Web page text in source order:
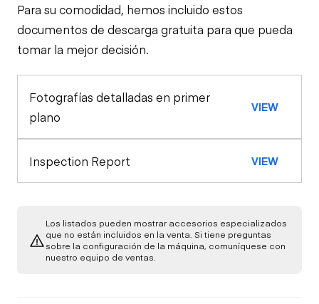
Estación de Control en Tierra
Luces de
Chequeo de
Función Limitada
Estación de Control Superior
Interruptor de
Apagado de
Emergencia
Controles de
Chequeo de
Función Limitada
Apariencia General
Motor
Motor de Arranque
Combustible
Tren de Potencia
Función Limitada
Hidráulica
Para su comodidad, hemos incluido estos
documentos de descarga gratuita para que pueda
tomar la mejor decisión.
Fotografías detalladas en primer
plano
VIEW
Inspection Report VIEW
Los listados pueden mostrar accesorios especializados
que no están incluidos en la venta. Si tiene preguntas
sobre la configuración de la máquina, comuníquese con
nuestro equipo de ventas.